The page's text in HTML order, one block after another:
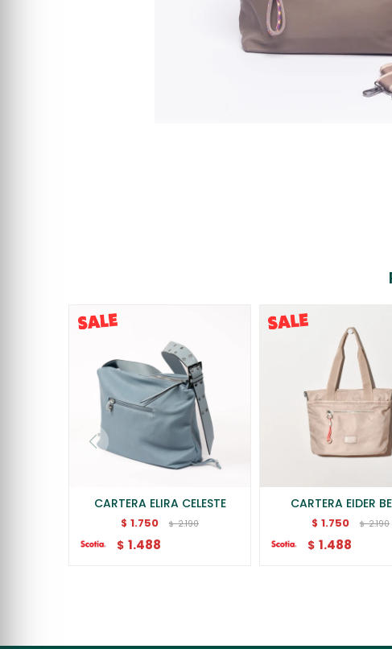
CARTERA ELIRA CELESTE
$ 1.750 $ 2.190
$ 1.488
CARTERA EIDER
$ 1.750 $ 2.190
$ 1.488